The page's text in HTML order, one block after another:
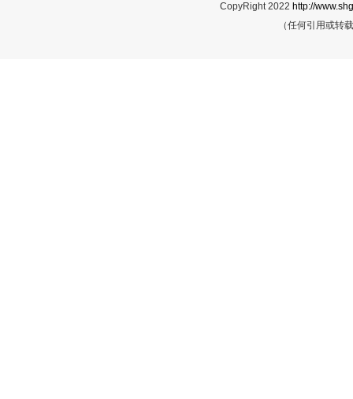
CopyRight 2022 http://
（任何引用或转